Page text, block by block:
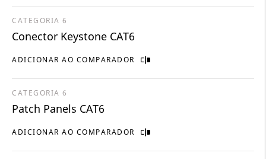
ADICIONAR AO COMPARADOR
CATEGORIA 6
Conector Keystone CAT6
ADICIONAR AO COMPARADOR
CATEGORIA 6
Patch Panels CAT6